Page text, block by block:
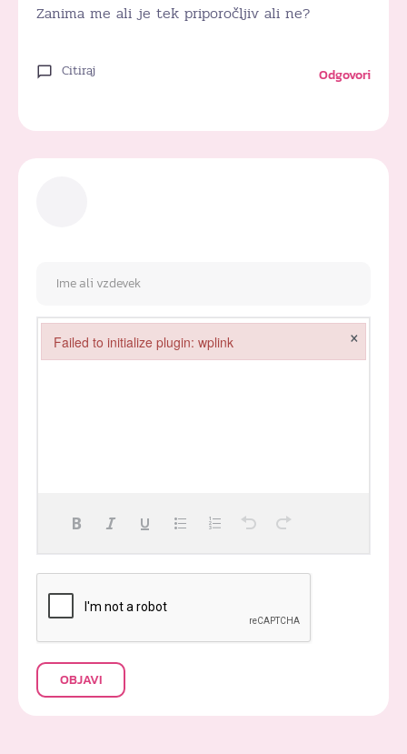
Zanima me ali je tek priporočljiv ali ne?
Citiraj Odgovori
OBJAVI
Failed to initialize plugin: wplink ×
Failed to initialize plugin: wplink